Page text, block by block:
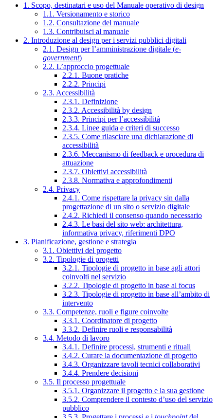
1. Scopo, destinatari e uso del Manuale operativo di design
1.1. Versionamento e storico
1.2. Consultazione del manuale
1.3. Contribuisci al manuale
2. Introduzione al design per i servizi pubblici digitali
2.1. Design per l’amministrazione digitale (e-
government)
2.2. L’approccio progettuale
2.2.1. Buone pratiche
2.2.2. Principi
2.3. Accessibilità
2.3.1. Definizione
2.3.2. Accessibilità by design
2.3.3. Principi per l’accessibilità
2.3.4. Linee guida e criteri di successo
2.3.5. Come rilasciare una dichiarazione di
accessibilità
2.3.6. Meccanismo di feedback e procedura di
attuazione
2.3.7. Obiettivi accessibilità
2.3.8. Normativa e approfondimenti
2.4. Privacy
2.4.1. Come rispettare la privacy sin dalla
progettazione di un sito o servizio digitale
2.4.2. Richiedi il consenso quando necessario
2.4.3. Le basi del sito web: architettura,
informativa privacy, riferimenti DPO
3. Pianificazione, gestione e strategia
3.1. Obiettivi del progetto
3.2. Tipologie di progetti
3.2.1. Tipologie di progetto in base agli attori
coinvolti nel servizio
3.2.2. Tipologie di progetto in base al focus
3.2.3. Tipologie di progetto in base all’ambito di
intervento
3.3. Competenze, ruoli e figure coinvolte
3.3.1. Coordinatore di progetto
3.3.2. Definire ruoli e responsabilità
3.4. Metodo di lavoro
3.4.1. Definire processi, strumenti e rituali
3.4.2. Curare la documentazione di progetto
3.4.3. Organizzare tavoli tecnici collaborativi
3.4.4. Prendere decisioni
3.5. Il processo progettuale
3.5.1. Organizzare il progetto e la sua gestione
3.5.2. Comprendere il contesto d’uso del servizio
pubblico